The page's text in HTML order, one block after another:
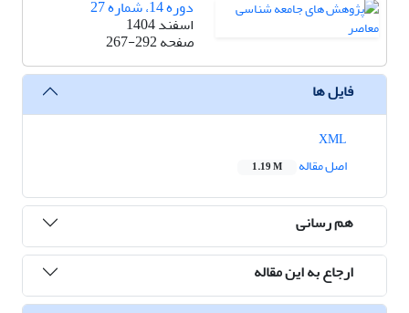
دوره 14، شماره 27
اسفند 1404
صفحه267-292
فایل ها
اصل مقاله
1.19 M
هم رسانی
ارجاع به این مقاله